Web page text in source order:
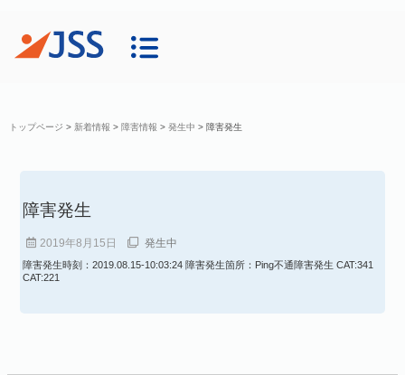
トップページ > 新着情報 > 障害情報 > 発生中 > 障害発生
障害発生
2019年8月15日 発生中
障害発生時刻：2019.08.15-10:03:24 障害発生箇所：Ping不通障害発生 CAT:341
CAT:221